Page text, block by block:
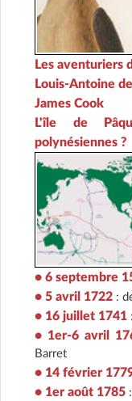
Les aventuriers
Louis-Antoine
James Cook
L'île de
polynésiennes ?
• 6 septembre
• 5 avril 1722 :
• 16 juillet 1741
• 1er-6 avril
Barret
• 14 février
• 1er août 1785